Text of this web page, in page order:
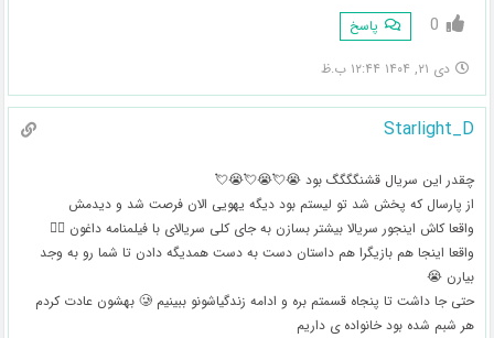
0 پاسخ
دی ۲۱, ۱۴۰۴ ۱۲:۴۴ ب.ظ
Starlight_D
چقدر این سریال قشنگگگگ بود 😭💘😭💘😭💘
از پارسال که پخش شد تو لیستم بود دیگه یهویی الان فرصت شد و دیدمش
واقعا کاش اینجور سریالا بیشتر بسازن به جای کلی سریالای با فیلمنامه داغون 🤦‍♀️
واقعا اینجا هم بازیگرا هم داستان دست به دست همدیگه دادن تا شما رو به وجد
بیارن 😭
حتی جا داشت تا پنجاه قسمتم بره و ادامه زندگیاشونو ببینیم 🥲 بهشون عادت کردم
هر شبم شده بود خانواده ی داریم